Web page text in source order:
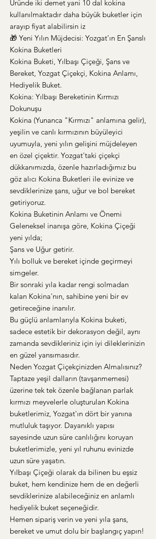
Üründe iki demet yani 10 dal kokina
kullanılmaktadır daha büyük buketler için
arayıp fiyat alabilirsin iz
​🎁 Yeni Yılın Müjdecisi: Yozgat'ın En Şanslı
Kokina Buketleri
Kokina Buketi, Yılbaşı Çiçeği, Şans ve
Bereket, Yozgat Çiçekçi, Kokina Anlamı,
Hediyelik Buket.
​Kokina: Yılbaşı Bereketinin Kırmızı
Dokunuşu
​Kokina (Yunanca "Kırmızı" anlamına gelir),
yeşilin ve canlı kırmızının büyüleyici
uyumuyla, yeni yılın gelişini müjdeleyen
en özel çiçektir. Yozgat'taki çiçekçi
dükkanımızda, özenle hazırladığımız bu
göz alıcı Kokina Buketleri ile evinize ve
sevdiklerinize şans, uğur ve bol bereket
getiriyoruz.
​Kokina Buketinin Anlamı ve Önemi
​Geleneksel inanışa göre, Kokina Çiçeği
yeni yılda;
​Şans ve Uğur getirir.
​Yılı bolluk ve bereket içinde geçirmeyi
simgeler.
​Bir sonraki yıla kadar rengi solmadan
kalan Kokina'nın, sahibine yeni bir ev
getireceğine inanılır.
​Bu güçlü anlamlarıyla Kokina buketi,
sadece estetik bir dekorasyon değil, aynı
zamanda sevdikleriniz için iyi dileklerinizin
en güzel yansımasıdır.
​Neden Yozgat Çiçekçinizden Almalısınız?
​Taptaze yeşil dalların (tavşanmemesi)
üzerine tek tek özenle bağlanan parlak
kırmızı meyvelerle oluşturulan Kokina
buketlerimiz, Yozgat'ın dört bir yanına
mutluluk taşıyor. Dayanıklı yapısı
sayesinde uzun süre canlılığını koruyan
buketlerimizle, yeni yıl ruhunu evinizde
uzun süre yaşatın.
​Yılbaşı Çiçeği olarak da bilinen bu eşsiz
buket, hem kendinize hem de en değerli
sevdiklerinize alabileceğiniz en anlamlı
hediyelik buket seçeneğidir.
​Hemen sipariş verin ve yeni yıla şans,
bereket ve umut dolu bir başlangıç yapın!